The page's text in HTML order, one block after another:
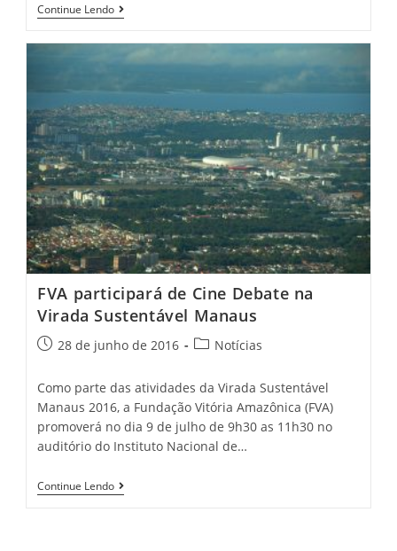
Continue Lendo
FVA participará de Cine Debate na
Virada Sustentável Manaus
28 de junho de 2016 Notícias
Como parte das atividades da Virada Sustentável
Manaus 2016, a Fundação Vitória Amazônica (FVA)
promoverá no dia 9 de julho de 9h30 as 11h30 no
auditório do Instituto Nacional de…
Continue Lendo